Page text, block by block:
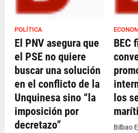
POLÍTICA
El PNV asegura que
el PSE no quiere
buscar una solución
en el conflicto de la
Unquinesa sino “la
imposición por
decretazo”
BEC
los
Bilbao